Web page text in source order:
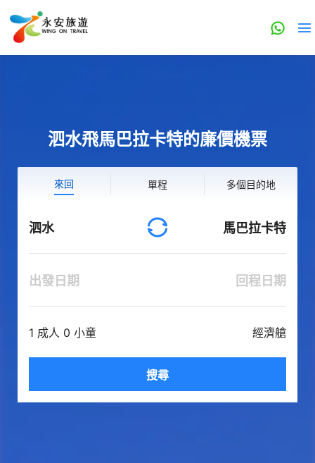
泗水飛馬巴拉卡特的廉價機票
來回 單程 多個目的地
泗水 馬巴拉卡特
出發日期 回程日期
1 成人 0 小童 經濟艙
搜尋